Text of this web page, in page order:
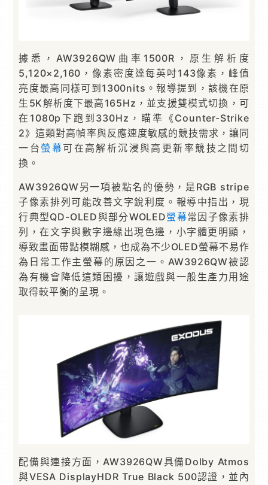
據悉，AW3926QW曲率1500R，原生解析度
5,120×2,160，像素密度達每英吋143像素，峰值
亮度最高同樣可到1300nits。報導提到，該機在原
生5K解析度下最高165Hz，並支援雙模式切換，可
在1080p下跑到330Hz，瞄準《Counter-Strike
2》這類對高幀率與反應速度敏感的競技需求，讓同
一台 螢幕可在高解析沉浸與高更新率競技之間切
換。
AW3926QW另一項被點名的優勢，是RGB stripe
子像素排列可能改善文字銳利度。報導中指出，現
行典型QD-OLED與部分WOLED螢幕常因子像素排
列，在文字與數字邊緣出現色邊，小字體更明顯，
導致畫面帶點模糊感，也成為不少OLED螢幕不易作
為日常工作主螢幕的原因之一。AW3926QW被認
為有機會降低這類困擾，讓遊戲與一般生產力用途
取得較平衡的呈現。
配備與連接方面，AW3926QW具備Dolby Atmos
與VESA DisplayHDR True Black 500認證，並內